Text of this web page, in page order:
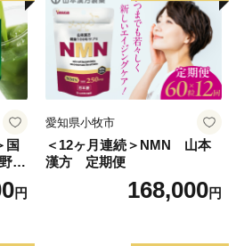
国
円
愛知県小牧市
＜12ヶ月連続＞NMN 山本
漢方 定期便
168,000円